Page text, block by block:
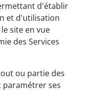
d'établir
et d'utilisation
site en vue
des Services
ou partie des
paramétrer ses